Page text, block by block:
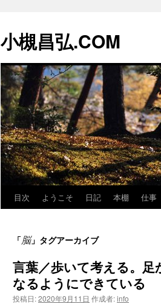
テ
ン
へ
ス
ッ
プ
小槻昌弘.COM
目次 ようこそ 日記 本棚 仕事
「脳」タグアーカイブ
言葉／歩いて考える。足
なるようにできている
投稿日:2020年9月11日 作成者:info